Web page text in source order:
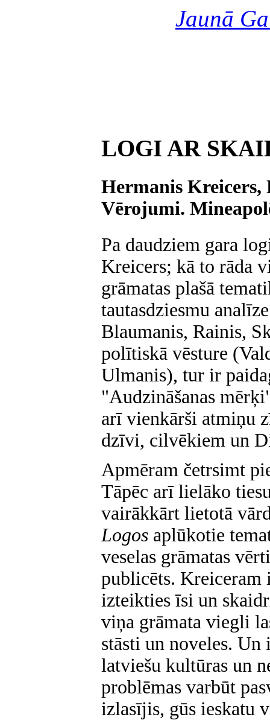
Jaunā
LOGI AR
Hermanis Kreicers,
Vērojumi.
Pa daudziem gara
Kreicers; kā to rāda
grāmatas plašā
tautasdziesmu
Blaumanis, Rainis,
polītiskā vēsture
Ulmanis), tur ir
"Audzināšanas
arī vienkārši atmiņu
dzīvi, cilvēkiem un
Apmēram četrsimt
Tāpēc arī lielāko
vairākkārt lietotā
Logos aplūkotie
veselas grāmatas
publicēts. Kreiceram
izteikties īsi un
viņa grāmata viegli
stāsti un noveles.
latviešu kultūras un
problēmas varbūt
izlasījis, gūs ieskatu